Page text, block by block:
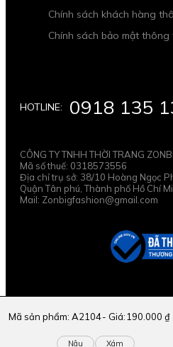
A2104 190.000 ₫
Nâu Xám
Mã sản phẩm:
© Bản quyền thuộc
HOTLINE: 0918 135
CÔNG TY TNHH THỜI TRANG
Mã số thuế: 0318573556
Địa chỉ trụ sở: 38/10 Hoàng Ngọc
Quận Tân phú, Thành phố Hồ Chí
Mail: Zonbigfashion@gmail.com
Chính sách khách hàng
Chính sách bảo mật